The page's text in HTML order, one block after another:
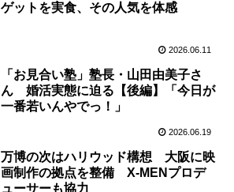
ゲットを実食、その人気を体感
2026.06.11
「お見合い塾」塾長・山田由美子さ
ん 婚活実態に迫る【後編】「今日が
一番若いんやでっ！」
2026.06.19
万博の次はハリウッド構想 大阪に映
画制作の拠点を整備 X-MENプロデ
ューサーも協力